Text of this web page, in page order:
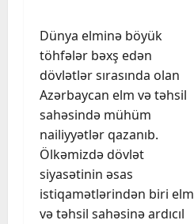
Dünya elminə böyük
töhfələr bəxş edən
dövlətlər sırasında olan
Azərbaycan elm və təhsil
sahəsində mühüm
nailiyyətlər qazanıb.
Ölkəmizdə dövlət
siyasətinin əsas
istiqamətlərindən biri elm
və təhsil sahəsinə ardıcıl